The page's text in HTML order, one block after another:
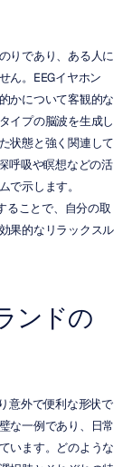
りであり、ある人に
ん。EEGイヤホン
かについて客観的な
イプの脳波を生成し
状態と強く関連して
呼吸や瞑想などの活
で示します。
ることで、自分の取
果的なリラックスル
ンドの
意外で便利な形状で
な一例であり、日常
います。どのような